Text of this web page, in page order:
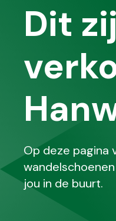
Dit
Op deze pagina
jou in de buurt.